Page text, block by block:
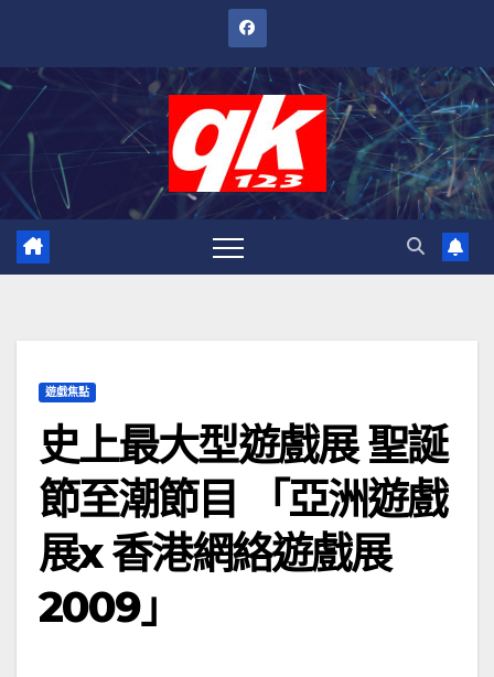
內
遊戲焦點
史上最大型遊戲展 聖誕
節至潮節目 「亞洲遊戲
展x 香港網絡遊戲展
2009｣